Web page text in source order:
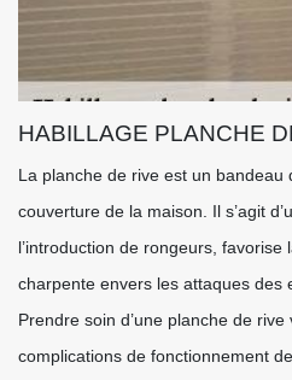
HABILLAGE PLANCHE
La planche de rive est un bandeau
couverture de la maison. Il s’agit
l’introduction de rongeurs,
charpente envers les attaques des
Prendre soin d’une planche de
complications de fonctionnement